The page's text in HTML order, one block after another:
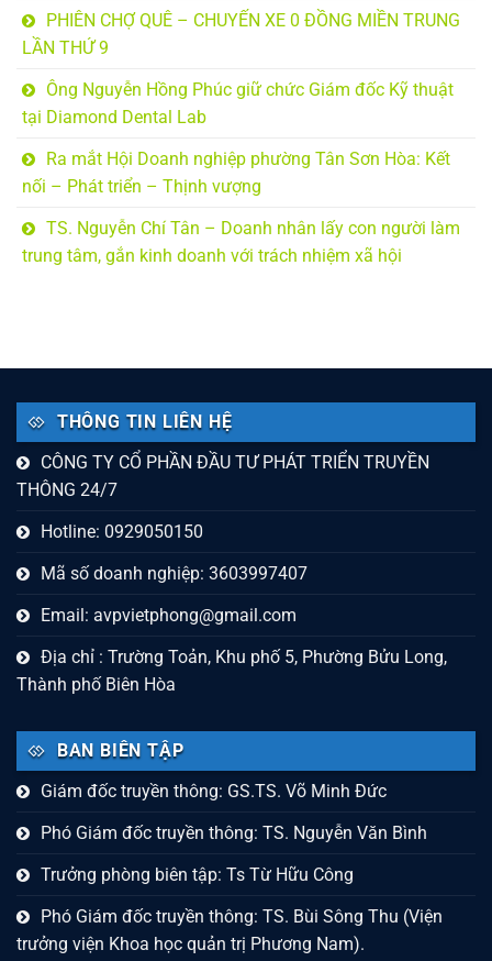
PHIÊN CHỢ QUÊ – CHUYẾN XE 0 ĐỒNG MIỀN TRUNG
LẦN THỨ 9
Ông Nguyễn Hồng Phúc giữ chức Giám đốc Kỹ thuật
tại Diamond Dental Lab
Ra mắt Hội Doanh nghiệp phường Tân Sơn Hòa: Kết
nối – Phát triển – Thịnh vượng
TS. Nguyễn Chí Tân – Doanh nhân lấy con người làm
trung tâm, gắn kinh doanh với trách nhiệm xã hội
THÔNG TIN LIÊN HỆ
CÔNG TY CỔ PHẦN ĐẦU TƯ PHÁT TRIỂN TRUYỀN
THÔNG 24/7
Hotline: 0929050150
Mã số doanh nghiệp: 3603997407
Email: avpvietphong@gmail.com
Địa chỉ : Trường Toản, Khu phố 5, Phường Bửu Long,
Thành phố Biên Hòa
BAN BIÊN TẬP
Giám đốc truyền thông: GS.TS. Võ Minh Đức
Phó Giám đốc truyền thông: TS. Nguyễn Văn Bình
Trưởng phòng biên tập: Ts Từ Hữu Công
Phó Giám đốc truyền thông: TS. Bùi Sông Thu (Viện
trưởng viện Khoa học quản trị Phương Nam).